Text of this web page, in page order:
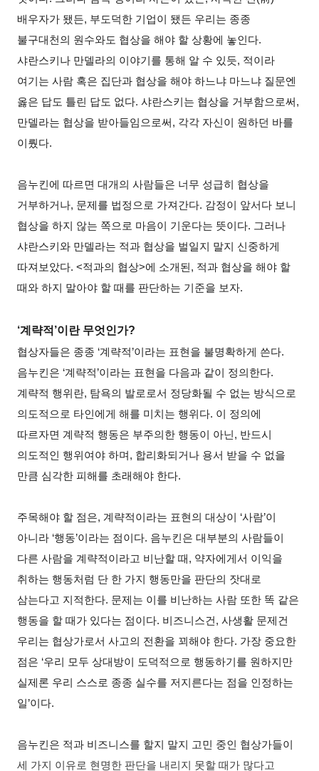
배우자가 됐든, 부도덕한 기업이 됐든 우리는 종종
불구대천의 원수와도 협상을 해야 할 상황에 놓인다.
샤란스키나 만델라의 이야기를 통해 알 수 있듯, 적이라
여기는 사람 혹은 집단과 협상을 해야 하느냐 마느냐 질문엔
옳은 답도 틀린 답도 없다. 샤란스키는 협상을 거부함으로써,
만델라는 협상을 받아들임으로써, 각각 자신이 원하던 바를
이뤘다.
음누킨에 따르면 대개의 사람들은 너무 성급히 협상을
거부하거나, 문제를 법정으로 가져간다. 감정이 앞서다 보니
협상을 하지 않는 쪽으로 마음이 기운다는 뜻이다. 그러나
샤란스키와 만델라는 적과 협상을 벌일지 말지 신중하게
따져보았다. <적과의 협상>에 소개된, 적과 협상을 해야 할
때와 하지 말아야 할 때를 판단하는 기준을 보자.
‘계략적’이란 무엇인가?
협상자들은 종종 ‘계략적’이라는 표현을 불명확하게 쓴다.
음누킨은 ‘계략적’이라는 표현을 다음과 같이 정의한다.
계략적 행위란, 탐욕의 발로로서 정당화될 수 없는 방식으로
의도적으로 타인에게 해를 미치는 행위다. 이 정의에
따르자면 계략적 행동은 부주의한 행동이 아닌, 반드시
의도적인 행위여야 하며, 합리화되거나 용서 받을 수 없을
만큼 심각한 피해를 초래해야 한다.
주목해야 할 점은, 계략적이라는 표현의 대상이 ‘사람’이
아니라 ‘행동’이라는 점이다. 음누킨은 대부분의 사람들이
다른 사람을 계략적이라고 비난할 때, 약자에게서 이익을
취하는 행동처럼 단 한 가지 행동만을 판단의 잣대로
삼는다고 지적한다. 문제는 이를 비난하는 사람 또한 똑 같은
행동을 할 때가 있다는 점이다. 비즈니스건, 사생활 문제건
우리는 협상가로서 사고의 전환을 꾀해야 한다. 가장 중요한
점은 ‘우리 모두 상대방이 도덕적으로 행동하기를 원하지만
실제론 우리 스스로 종종 실수를 저지른다는 점을 인정하는
일’이다.
음누킨은 적과 비즈니스를 할지 말지 고민 중인 협상가들이
세 가지 이유로 현명한 판단을 내리지 못할 때가 많다고